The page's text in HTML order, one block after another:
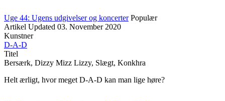
Uge 44: Ugens udgivelser og koncerter Populær
Artikel Updated 03. November 2020
Kunstner
D-A-D
Titel
Bersærk, Dizzy Mizz Lizzy, Slægt, Konkhra
Helt ærligt, hvor meget D-A-D kan man lige høre?